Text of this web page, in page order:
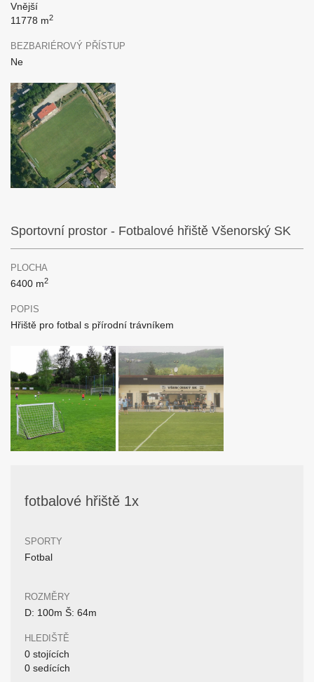
Vnější
11778 m2
BEZBARIÉROVÝ PŘÍSTUP
Ne
Sportovní prostor - Fotbalové hřiště Všenorský SK
PLOCHA
6400 m2
POPIS
Hřiště pro fotbal s přírodní trávníkem
fotbalové hřiště 1x
SPORTY
Fotbal
ROZMĚRY
D: 100m Š: 64m
HLEDIŠTĚ
0 stojících
0 sedících